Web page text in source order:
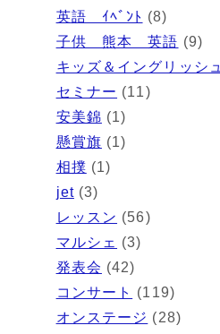
英語 ｲﾍﾞﾝﾄ (8)
子供 熊本 英語 (9)
キッズ＆イングリッシュ
セミナー (11)
安美錦 (1)
懸賞旗 (1)
相撲 (1)
jet(3)
レッスン (56)
マルシェ (3)
発表会 (42)
コンサート
(119)
オンステージ (28)